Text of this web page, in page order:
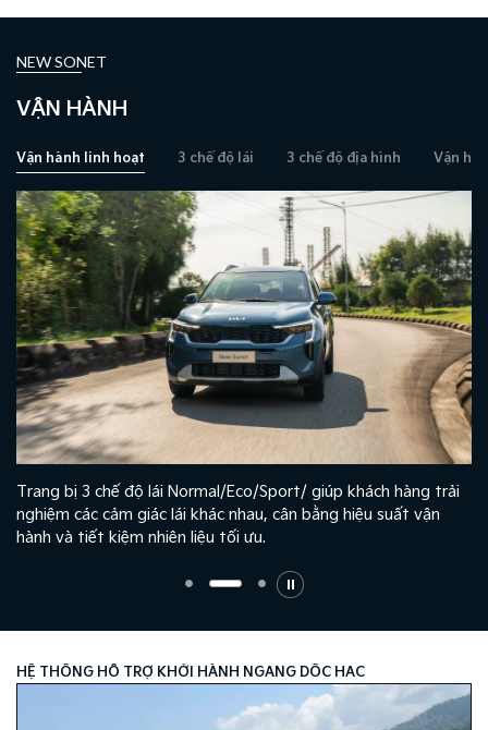
NEW SONET
VẬN HÀNH
Vận hành linh hoạt 3 chế độ lái 3 chế độ địa hình Vận
Trang bị 3 chế độ lái Normal/Eco/Sport/ giúp khách hàng trải
nghiệm các cảm giác lái khác nhau, cân bằng hiệu suất vận
hành và tiết kiệm nhiên liệu tối ưu.
HỆ THỐNG HỖ TRỢ KHỞI HÀNH NGANG DỐC HAC